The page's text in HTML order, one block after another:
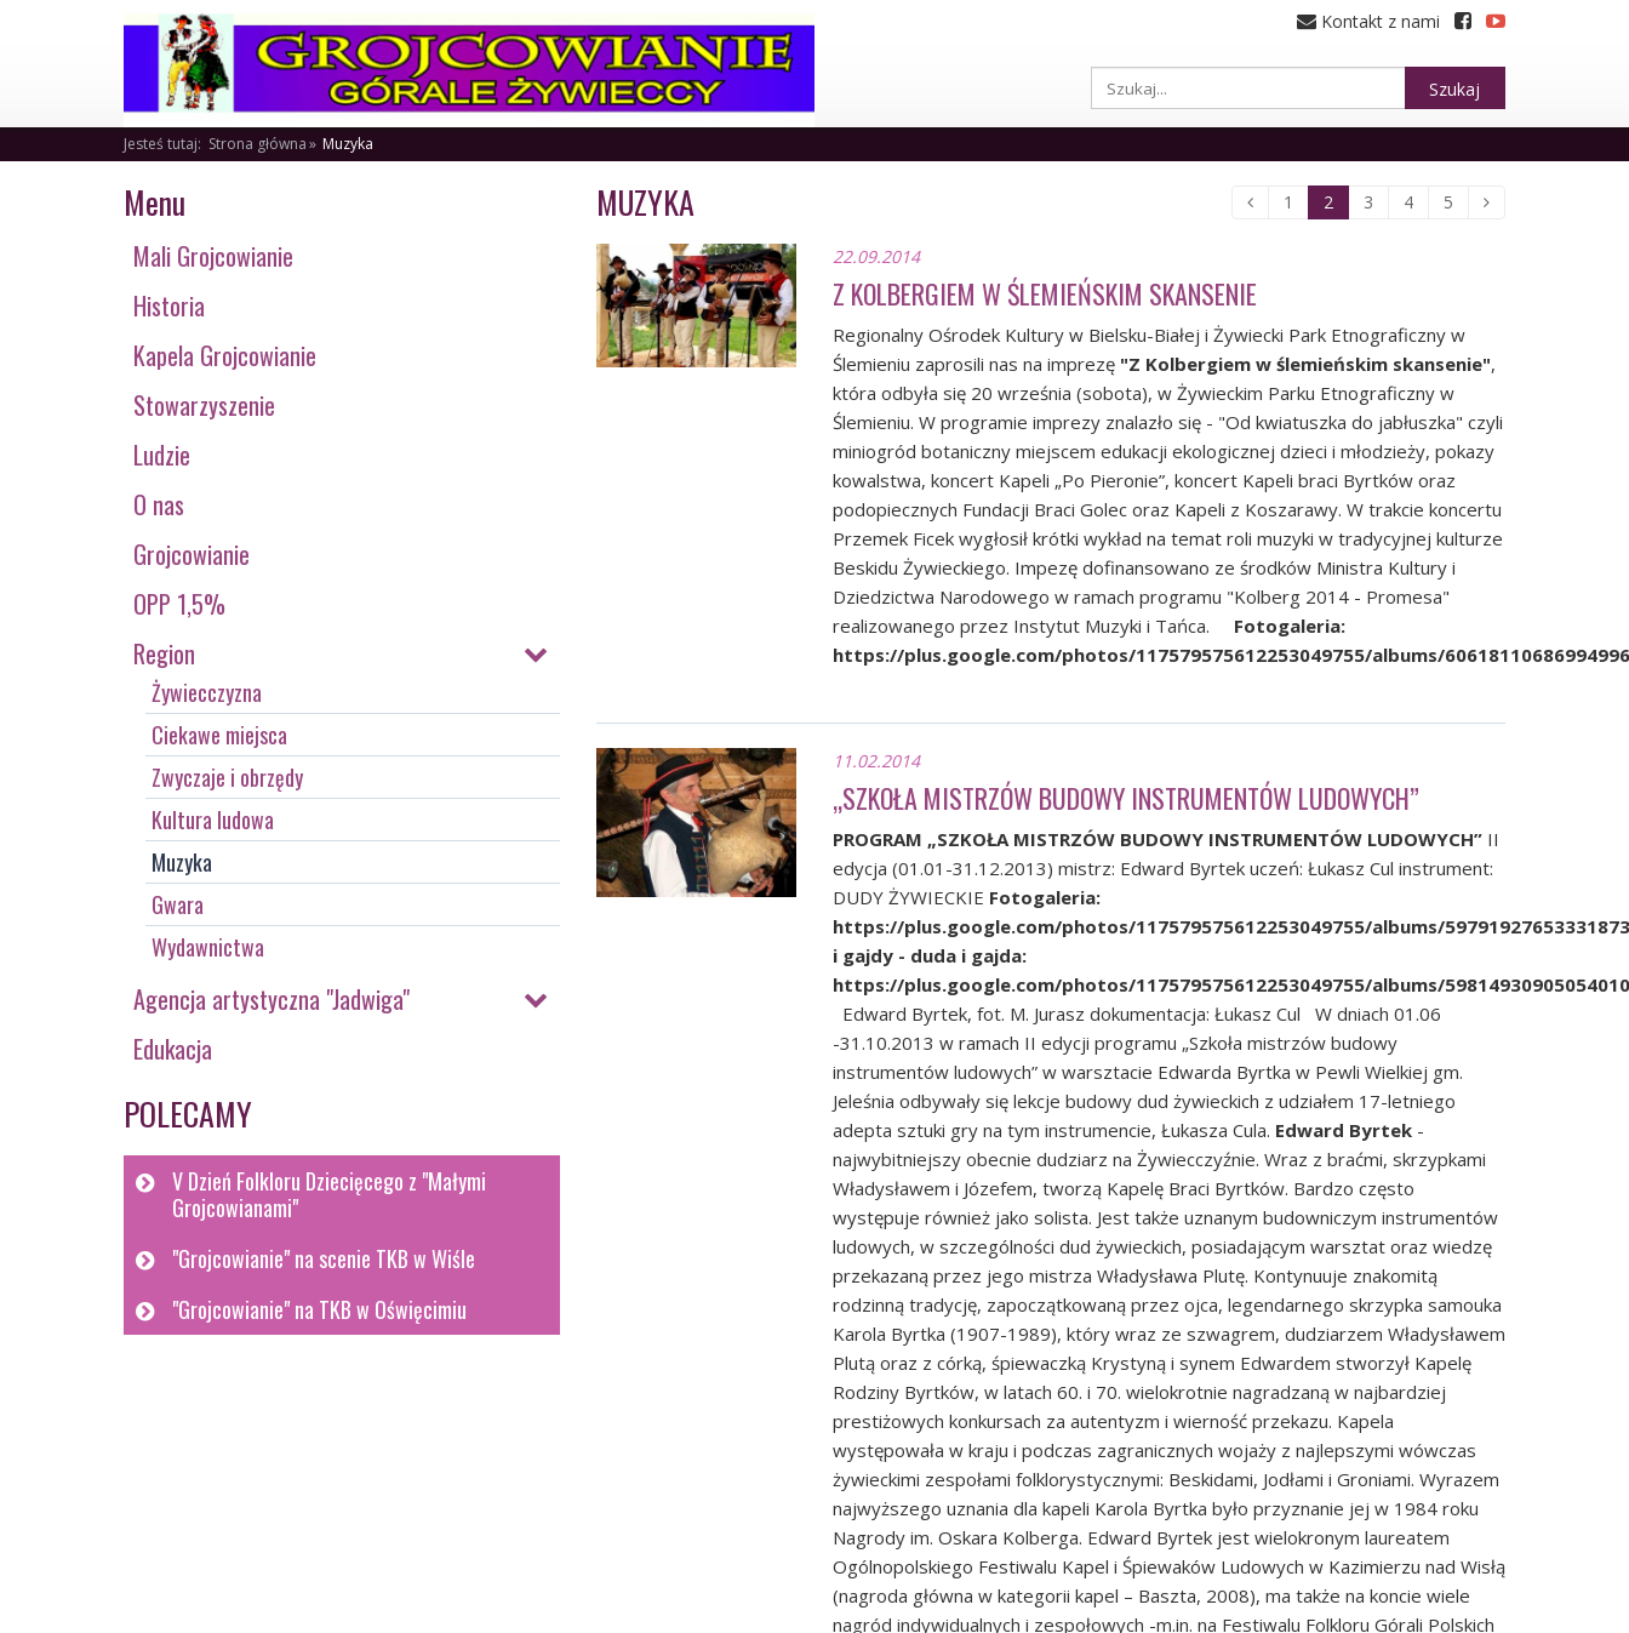
Kontakt z nami
Szukaj
Jesteś tutaj: Strona główna Muzyka
Menu
Mali Grojcowianie
Historia
Kapela Grojcowianie
Stowarzyszenie
Ludzie
O nas
Grojcowianie
OPP 1,5%
Region
Żywiecczyzna
Ciekawe miejsca
Zwyczaje i obrzędy
Kultura ludowa
Muzyka
Gwara
Wydawnictwa
Agencja artystyczna "Jadwiga"
Edukacja
POLECAMY
V Dzień Folkloru Dziecięcego z "Małymi
Grojcowianami"
"Grojcowianie" na scenie TKB w Wiśle
"Grojcowianie" na TKB w Oświęcimiu
MUZYKA 1 2 3 4 5
22.09.2014
Z KOLBERGIEM W ŚLEMIEŃSKIM SKANSENIE
Regionalny Ośrodek Kultury w Bielsku-Białej i Żywiecki Park Etnograficzny w
Ślemieniu zaprosili nas na imprezę "Z Kolbergiem w ślemieńskim skansenie",
która odbyła się 20 września (sobota), w Żywieckim Parku Etnograficzny w
Ślemieniu. W programie imprezy znalazło się - "Od kwiatuszka do jabłuszka" czyli
miniogród botaniczny miejscem edukacji ekologicznej dzieci i młodzieży, pokazy
kowalstwa, koncert Kapeli „Po Pieronie”, koncert Kapeli braci Byrtków oraz
podopiecznych Fundacji Braci Golec oraz Kapeli z Koszarawy. W trakcie koncertu
Przemek Ficek wygłosił krótki wykład na temat roli muzyki w tradycyjnej kulturze
Beskidu Żywieckiego. Impezę dofinansowano ze środków Ministra Kultury i
Dziedzictwa Narodowego w ramach programu "Kolberg 2014 - Promesa"
realizowanego przez Instytut Muzyki i Tańca. Fotogaleria:
https://plus.google.com/photos/117579575612253049755/albums/
11.02.2014
„SZKOŁA MISTRZÓW BUDOWY INSTRUMENTÓW LUDOWYCH”
PROGRAM „SZKOŁA MISTRZÓW BUDOWY INSTRUMENTÓW LUDOWYCH” II
edycja (01.01-31.12.2013) mistrz: Edward Byrtek uczeń: Łukasz Cul instrument:
DUDY ŻYWIECKIE Fotogaleria:
https://plus.google.com/photos/117579575612253049755/albums/
i gajdy - duda i gajda:
https://plus.google.com/photos/117579575612253049755/albums/
Edward Byrtek, fot. M. Jurasz dokumentacja: Łukasz Cul W dniach 01.06
-31.10.2013 w ramach II edycji programu „Szkoła mistrzów budowy
instrumentów ludowych” w warsztacie Edwarda Byrtka w Pewli Wielkiej gm.
Jeleśnia odbywały się lekcje budowy dud żywieckich z udziałem 17-letniego
adepta sztuki gry na tym instrumencie, Łukasza Cula. Edward Byrtek -
najwybitniejszy obecnie dudziarz na Żywiecczyźnie. Wraz z braćmi, skrzypkami
Władysławem i Józefem, tworzą Kapelę Braci Byrtków. Bardzo często
występuje również jako solista. Jest także uznanym budowniczym instrumentów
ludowych, w szczególności dud żywieckich, posiadającym warsztat oraz wiedzę
przekazaną przez jego mistrza Władysława Plutę. Kontynuuje znakomitą
rodzinną tradycję, zapoczątkowaną przez ojca, legendarnego skrzypka samouka
Karola Byrtka (1907-1989), który wraz ze szwagrem, dudziarzem Władysławem
Plutą oraz z córką, śpiewaczką Krystyną i synem Edwardem stworzył Kapelę
Rodziny Byrtków, w latach 60. i 70. wielokrotnie nagradzaną w najbardziej
prestiżowych konkursach za autentyzm i wierność przekazu. Kapela
występowała w kraju i podczas zagranicznych wojaży z najlepszymi wówczas
żywieckimi zespołami folklorystycznymi: Beskidami, Jodłami i Groniami. Wyrazem
najwyższego uznania dla kapeli Karola Byrtka było przyznanie jej w 1984 roku
Nagrody im. Oskara Kolberga. Edward Byrtek jest wielokronym laureatem
Ogólnopolskiego Festiwalu Kapel i Śpiewaków Ludowych w Kazimierzu nad Wisłą
(nagroda główna w kategorii kapel – Baszta, 2008), ma także na koncie wiele
nagród indywidualnych i zespołowych -m.in. na Festiwalu Folkloru Górali Polskich